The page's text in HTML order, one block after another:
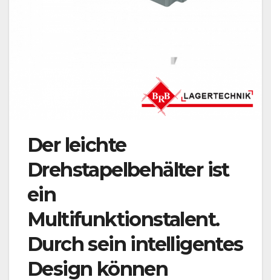
Der leichte
Drehstapelbehälter ist
ein
Multifunktionstalent.
Durch sein intelligentes
Design können